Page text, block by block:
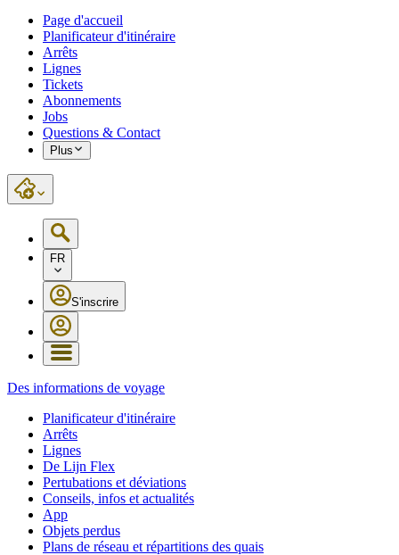
Page d'accueil
Planificateur d'itinéraire
Arrêts
Lignes
Tickets
Abonnements
Jobs
Questions & Contact
Plus
FR
S'inscrire
Des informations de voyage
Planificateur d'itinéraire
Arrêts
Lignes
De Lijn Flex
Pertubations et déviations
Conseils, infos et actualités
App
Objets perdus
Plans de réseau et répartitions des quais